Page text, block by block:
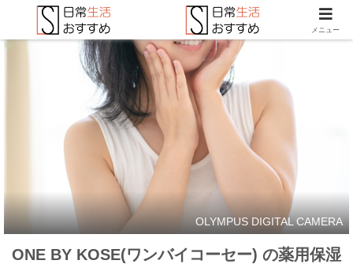
ONE BY KOSE(ワンバイコーセー) の薬用保湿
OLYMPUS DIGITAL CAMERA
メニュー